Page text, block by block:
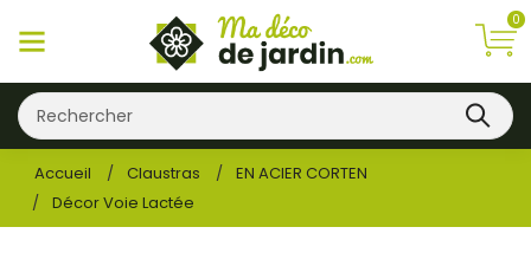
0
Accueil Claustras
EN ACIER CORTEN
Décor Voie Lactée